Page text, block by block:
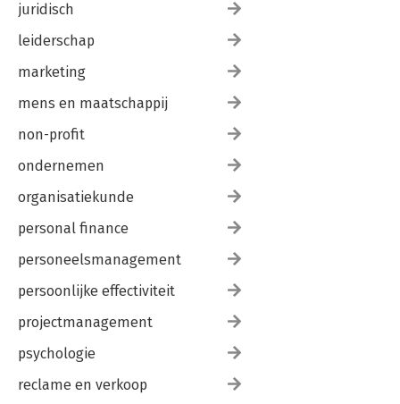
juridisch
leiderschap
marketing
mens en maatschappij
non-profit
ondernemen
organisatiekunde
personal finance
personeelsmanagement
persoonlijke effectiviteit
projectmanagement
psychologie
reclame en verkoop